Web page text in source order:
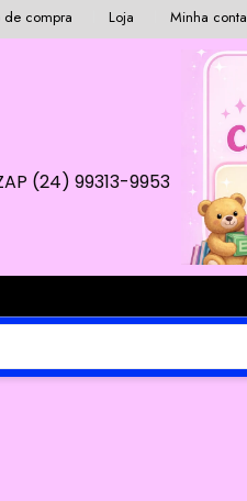
de compra Loja Minha conta
(24) 99313-9953